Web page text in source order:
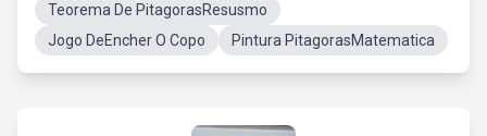
Teorema De PitagorasResusmo
Jogo DeEncher O Copo
Pintura PitagorasMatematica